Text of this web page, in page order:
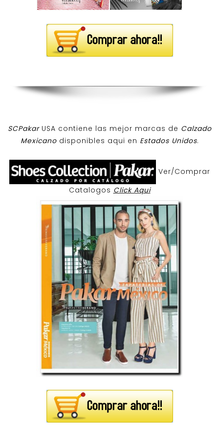
SCPakar USA contiene las mejor marcas de Calzado
Mexicanodisponibles aqui en Estados Unidos.
Ver/Comprar
Catalogos Click Aqui